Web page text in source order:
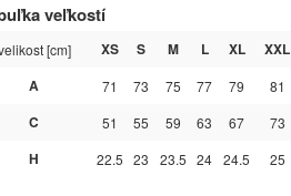
veľkostí
[cm] XS S M L XL XXL
A
71 73 75 77 79 81
C 51 55 59 63 67 73
H 22.5 23 23.5 24 24.5 25